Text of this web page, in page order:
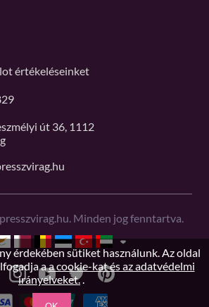
értékeléseinket
út 36, 1112
Minden jog fenntartva.
érdekében sütiket használunk. Az oldal
aa cookie-kat és az adatvédelmi
irányelveket..